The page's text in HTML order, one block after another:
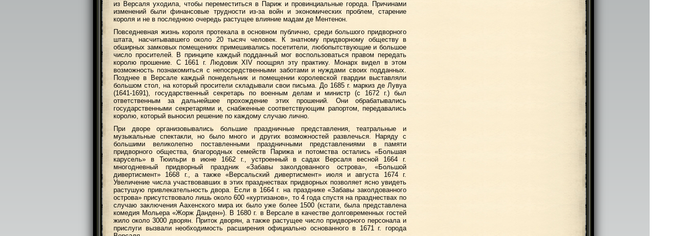
из Версаля уходила, чтобы переместиться в Париж и провинциальные города. Причинами
изменений были финансовые трудности из-за войн и экономических проблем, старение
короля и не в последнюю очередь растущее влияние мадам де Ментенон.
Повседневная жизнь короля протекала в основном публично, среди большого придворного
штата, насчитывавшего около 20 тысяч человек. К знатному придворному обществу в
обширных замковых помещениях примешивались посетители, любопытствующие и большое
число просителей. В принципе каждый подданный мог воспользоваться правом передать
королю прошение. С 1661 г. Людовик XIV поощрял эту практику. Монарх видел в этом
возможность познакомиться с непосредственными заботами и нуждами своих подданных.
Позднее в Версале каждый понедельник и помещении королевской гвардии выставляли
большом стол, на который просители складывали свои письма. До 1685 г. маркиз де Лувуа
(1641-1691), государственный секретарь по военным делам и министр (с 1672 г.) был
ответственным за дальнейшее прохождение этих прошений. Они обрабатывались
государственными секретарями и, снабженные соответствующим рапортом, передавались
королю, который выносил решение по каждому случаю лично.
При дворе организовывались большие праздничные представления, театральные и
музыкальные спектакли, но было много и других возможностей развлечься. Наряду с
большими великолепно поставленными праздничными представлениями в памяти
придворного общества, благородных семейств Парижа и потомства остались «Большая
карусель» в Тюильри в июне 1662 г., устроенный в садах Версаля весной 1664 г.
многодневный придворный праздник «Забавы заколдованного острова», «Большой
дивертисмент» 1668 г., а также «Версальский дивертисмент» июля и августа 1674 г.
Увеличение числа участвовавших в этих празднествах придворных позволяет ясно увидеть
растушую привлекательность двора. Если в 1664 г. на празднике «Забавы заколдованного
острова» присутствовало лишь около 600 «куртизанов», то 4 года спустя на празднествах по
случаю заключения Аахенского мира их было уже более 1500 (кстати, была представлена
комедия Мольера «Жорж Данден»). В 1680 г. в Версале в качестве долговременных гостей
жило около 3000 дворян. Приток дворян, а также растущее число придворного персонала и
прислуги вызвали необходимость расширения официально основанного в 1671 г. города